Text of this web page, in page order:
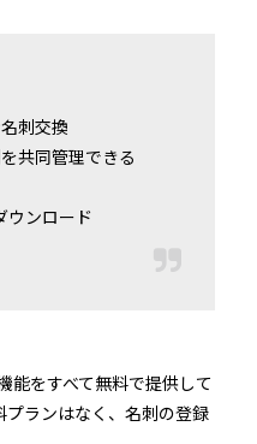
刺交換
共同管理できる
ウンロード
能をすべて無料で提供して
ランはなく、名刺の登録